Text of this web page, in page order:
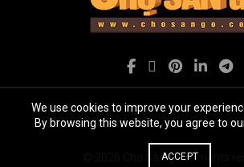
Chợ Sàn gỗ. All rights
We use cookies to improve your
By browsing this website, you agree to
ACCEPT